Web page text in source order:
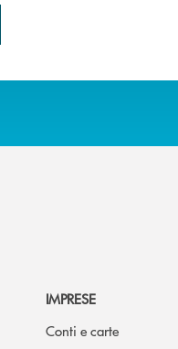
IMPRESE
Conti e carte